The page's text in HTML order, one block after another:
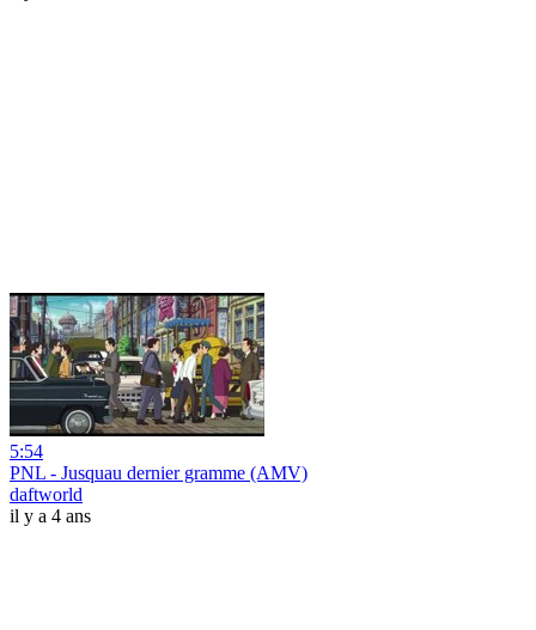
5:54
PNL - Jusquau dernier gramme (AMV)
daftworld
il y a 4 ans